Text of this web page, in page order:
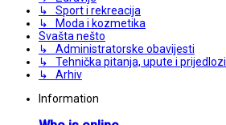
↳ Sport i rekreacija
↳ Moda i kozmetika
Svašta nešto
↳ Administratorske obavijesti
↳ Tehnička pitanja, upute i prijedlozi
↳ Arhiv
Information